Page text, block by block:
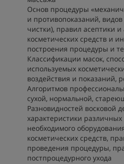
Основ процедуры
и противопоказаний,
чистки), правил асептики и
косметических средств и
построения процедуры и
Классификации масок,
используемых
воздействия и показаний,
Алгоритмов
сухой, нормальной,
Разновидностей восковой
характеристики различных
необходимого
косметических средств,
проведения процедуры,
постпроцедурного ухода